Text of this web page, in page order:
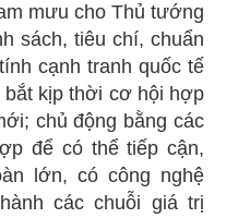
mưu cho Thủ tướng
sách, tiêu chí, chuẩn
cạnh tranh quốc tế
bắt kịp thời cơ hội hợp
chủ động bằng các
để có thể tiếp cận,
lớn, có công nghệ
các chuỗi giá trị